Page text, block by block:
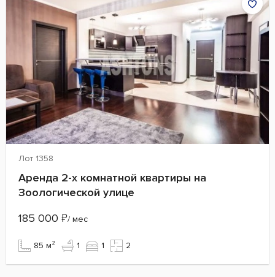
Лот 1358
Аренда 2-х комнатной квартиры на
Зоологической улице
185 000 ₽/ мес
85 м² 1 1 2